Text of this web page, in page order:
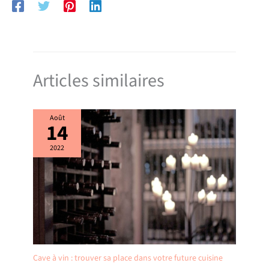
Articles similaires
Août
14
2022
Cave à vin : trouver sa place dans votre future cuisine